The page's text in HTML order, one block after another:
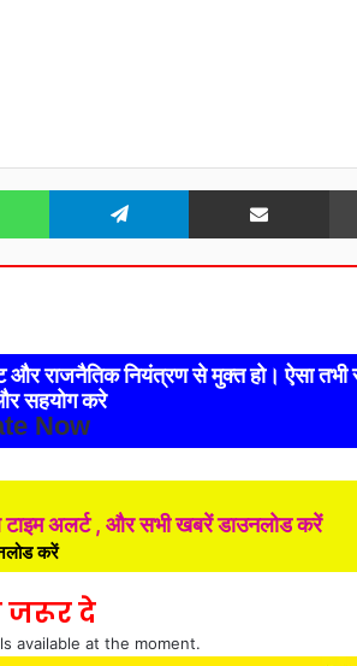
WhatsApp Telegram Share via
और राजनैतिक नियंत्रण से मुक्त हो। ऐसा
सहयोग करे
Now
टाइम अलर्ट , और सभी खबरें डाउनलोड करें
करें
जरूर दे
available at the moment.